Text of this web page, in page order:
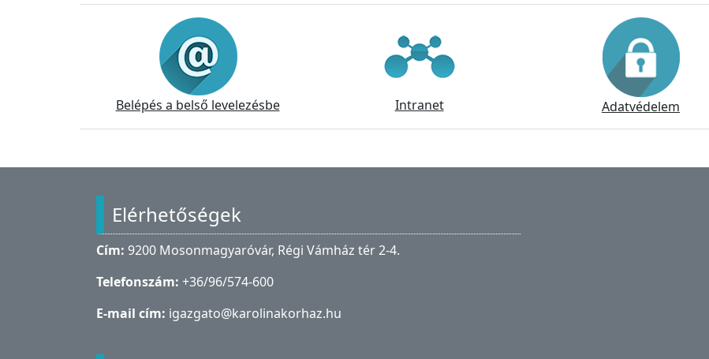
Információk
Belépés a belső levelezésbe Intranet Adatvédelem
Elérhetőségek
Cím: 9200 Mosonmagyaróvár, Régi Vámház tér 2-4.
Telefonszám: +36/96/574-600
E-mail cím: igazgato@karolinakorhaz.hu